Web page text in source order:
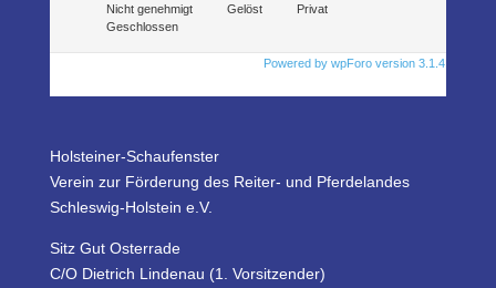
Nicht genehmigt
Gelöst
Privat
Geschlossen
Powered by wpForo version 3.1.4
Holsteiner-Schaufenster
Verein zur Förderung des Reiter- und Pferdelandes
Schleswig-Holstein e.V.
Sitz Gut Osterrade
C/O Dietrich Lindenau (1. Vorsitzender)